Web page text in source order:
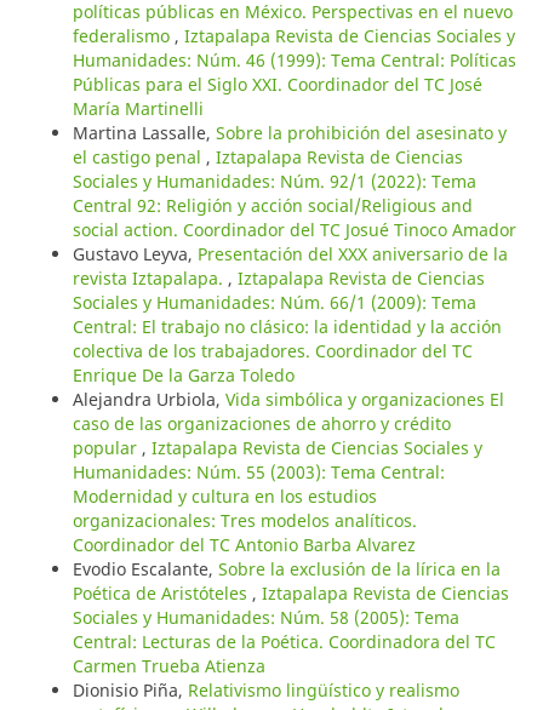
políticas públicas en México. Perspectivas en el nuevo
federalismo , Iztapalapa Revista de Ciencias Sociales y
Humanidades: Núm. 46 (1999): Tema Central: Políticas
Públicas para el Siglo XXI. Coordinador del TC José
María Martinelli
Martina Lassalle, Sobre la prohibición del asesinato y
el castigo penal , Iztapalapa Revista de Ciencias
Sociales y Humanidades: Núm. 92/1 (2022): Tema
Central 92: Religión y acción social/Religious and
social action. Coordinador del TC Josué Tinoco Amador
Gustavo Leyva, Presentación del XXX aniversario de la
revista Iztapalapa. , Iztapalapa Revista de Ciencias
Sociales y Humanidades: Núm. 66/1 (2009): Tema
Central: El trabajo no clásico: la identidad y la acción
colectiva de los trabajadores. Coordinador del TC
Enrique De la Garza Toledo
Alejandra Urbiola, Vida simbólica y organizaciones El
caso de las organizaciones de ahorro y crédito
popular , Iztapalapa Revista de Ciencias Sociales y
Humanidades: Núm. 55 (2003): Tema Central:
Modernidad y cultura en los estudios
organizacionales: Tres modelos analíticos.
Coordinador del TC Antonio Barba Alvarez
Evodio Escalante, Sobre la exclusión de la lírica en la
Poética de Aristóteles , Iztapalapa Revista de Ciencias
Sociales y Humanidades: Núm. 58 (2005): Tema
Central: Lecturas de la Poética. Coordinadora del TC
Carmen Trueba Atienza
Dionisio Piña, Relativismo lingüístico y realismo